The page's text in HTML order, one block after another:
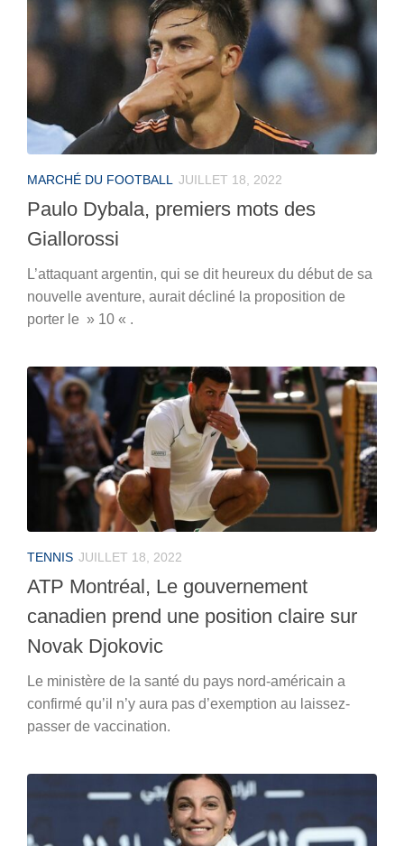
MARCHÉ DU FOOTBALL JUILLET 18, 2022
Paulo Dybala, premiers mots des
Giallorossi
L’attaquant argentin, qui se dit heureux du début de sa
nouvelle aventure, aurait décliné la proposition de
porter le » 10 « .
TENNIS JUILLET 18, 2022
ATP Montréal, Le gouvernement
canadien prend une position claire sur
Novak Djokovic
Le ministère de la santé du pays nord-américain a
confirmé qu’il n’y aura pas d’exemption au laissez-
passer de vaccination.